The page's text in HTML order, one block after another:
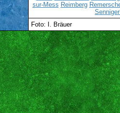
sur-Mess Reimberg
Foto: I. Bräuer